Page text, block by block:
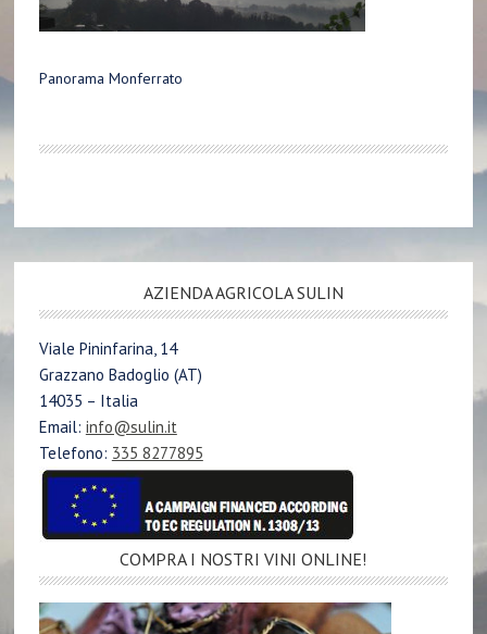
Panorama Monferrato
AZIENDA AGRICOLA SULIN
Viale Pininfarina, 14
Grazzano Badoglio (AT)
14035 – Italia
Email: info@sulin.it
Telefono: 335 8277895
COMPRA I NOSTRI VINI ONLINE!